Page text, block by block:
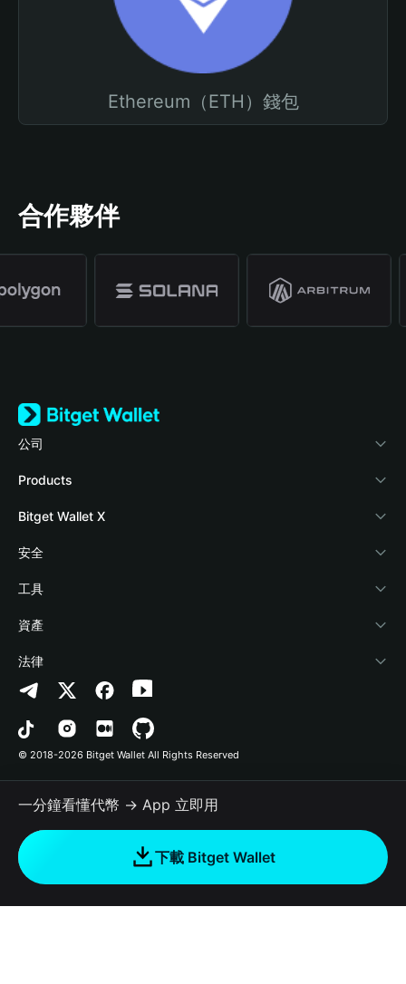
Ethereum（ETH）錢包
合作夥伴
公司
關於 Bitget Wallet
部落格
學院
加密資訊
幫助中心
‌聯繫我們
品牌資源
工作機會
Products
Crypto Card
Stablecoin Earn
Payfi Crypto
Crypto Swap API
Altcoin Season Index
Prediction Markets
DApp
RWA
如何購買加密貨幣
Bitget Wallet X
開發者文件
連接錢包
Bitget Wallet Pay
合作上架
安全
風險保障基金
安全防護技術
工具
快捷買幣
授權檢測
合約檢測
批次轉帳
資產
Arbitrum
Avalanche
Bitcoin
Polygon
法律
隱私協議
用戶使用協議
© 2018-2026 Bitget Wallet All Rights Reserved
一分鐘看懂代幣 → App 立即用
下載 Bitget Wallet